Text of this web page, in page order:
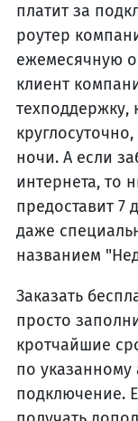
платит за
роутер
ежемесячную
клиент
техподдержку,
ночи. А если
интернета, то
предоставит 7
даже
названием
Заказать
просто
кротчайшие
по указанному
подключение.